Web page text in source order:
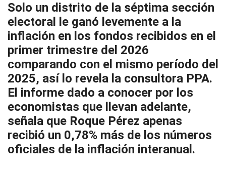
Solo un distrito de la séptima sección
electoral le ganó levemente a la
inflación en los fondos recibidos en el
primer trimestre del 2026
comparando con el mismo período del
2025, así lo revela la consultora PPA.
El informe dado a conocer por los
economistas que llevan adelante,
señala que Roque Pérez apenas
recibió un 0,78% más de los números
oficiales de la inflación interanual.